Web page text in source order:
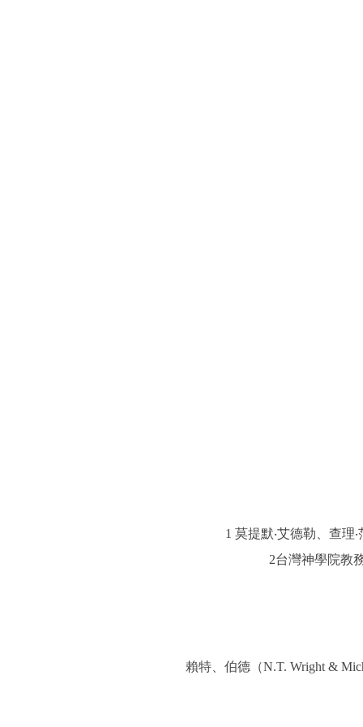
1 莫提默‧艾德勒、查
2台灣神學院教
賴特、伯德（N.T. Wright &